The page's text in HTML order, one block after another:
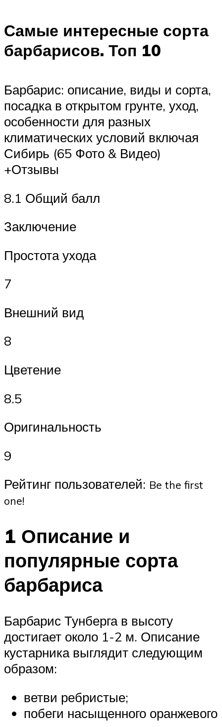
Самые интересные сорта
барбарисов. Топ 10
Барбарис: описание, виды и сорта,
посадка в открытом грунте, уход,
особенности для разных
климатических условий включая
Сибирь (65 Фото & Видео)
+Отзывы
8.1 Общий балл
Заключение
Простота ухода
7
Внешний вид
8
Цветение
8.5
Оригинальность
9
Рейтинг пользователей: Be the first
one!
1 Описание и
популярные сорта
барбариса
Барбарис Тунберга в высоту
достигает около 1-2 м. Описание
кустарника выглядит следующим
образом:
ветви ребристые;
побеги насыщенного оранжевого